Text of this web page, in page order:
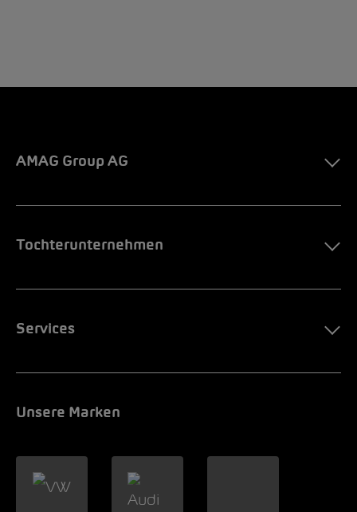
AMAG Group AG
Tochterunternehmen
Services
Unsere Marken